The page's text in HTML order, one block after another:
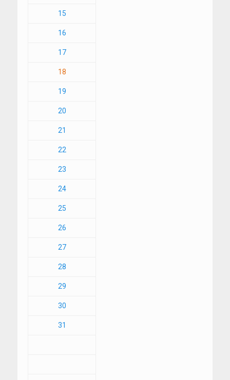
15
16
17
18
19
20
21
22
23
24
25
26
27
28
29
30
31